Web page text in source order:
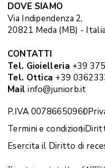
DOVE SIAMO
Via Indipendenza 2,
20821 Meda (MB) -
CONTATTI
Tel. Gioielleria +39
Tel. Ottica +39
Mail info@juniorb.it
P.IVA 00786650960
Termini e condizioni
Esercita il Diritto di